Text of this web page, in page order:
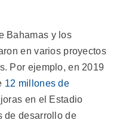
Bahamas y los
en varios proyectos
Por ejemplo, en 2019
12 millones de
en el Estadio
de desarrollo de